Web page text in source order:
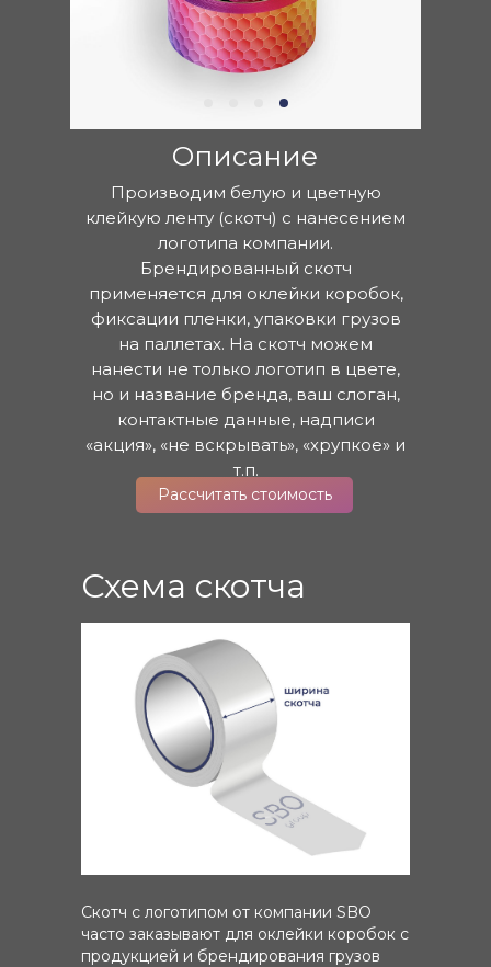
Описание
Производим белую и цветную
клейкую ленту (скотч) с нанесением
логотипа компании.
Брендированный скотч
применяется для оклейки коробок,
фиксации пленки, упаковки грузов
на паллетах. На скотч можем
нанести не только логотип в цвете,
но и название бренда, ваш слоган,
контактные данные, надписи
«акция», «не вскрывать», «хрупкое» и
т.п.
Рассчитать стоимость
Скотч с логотипом от компании SBO
часто заказывают для оклейки коробок с
продукцией и брендирования грузов
Схема скотча